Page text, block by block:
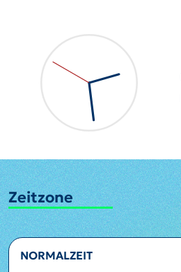
Zeitzone
NORMALZEIT